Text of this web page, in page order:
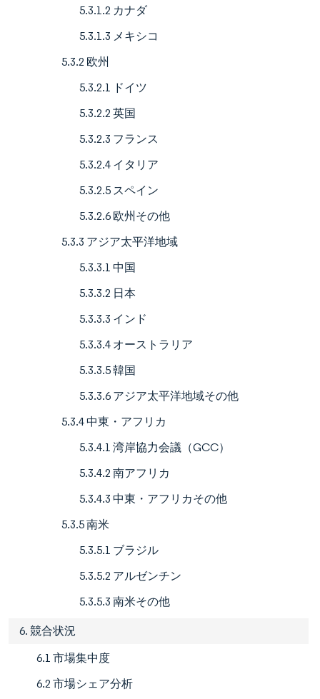
5.3.1.2 カナダ
5.3.1.3 メキシコ
5.3.2 欧州
5.3.2.1 ドイツ
5.3.2.2 英国
5.3.2.3 フランス
5.3.2.4 イタリア
5.3.2.5 スペイン
5.3.2.6 欧州その他
5.3.3 アジア太平洋地域
5.3.3.1 中国
5.3.3.2 日本
5.3.3.3 インド
5.3.3.4 オーストラリア
5.3.3.5 韓国
5.3.3.6 アジア太平洋地域その他
5.3.4 中東・アフリカ
5.3.4.1 湾岸協力会議（GCC）
5.3.4.2 南アフリカ
5.3.4.3 中東・アフリカその他
5.3.5 南米
5.3.5.1 ブラジル
5.3.5.2 アルゼンチン
5.3.5.3 南米その他
6. 競合状況
6.1 市場集中度
6.2 市場シェア分析